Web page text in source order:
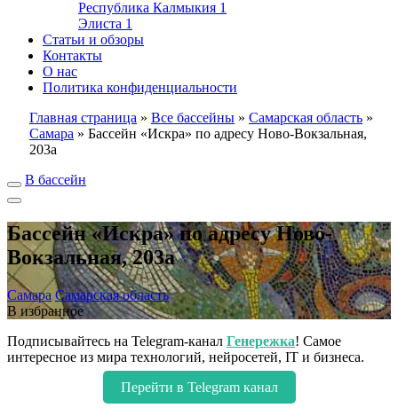
Республика Калмыкия 1
Элиста 1
Статьи и обзоры
Контакты
О нас
Политика конфиденциальности
Главная страница » Все бассейны » Самарская область »
Самара » Бассейн «Искра» по адресу Ново-Вокзальная,
203а
В бассейн
Бассейн «Искра» по адресу Ново-
Вокзальная, 203а
Самара Самарская область
В избранное
Подписывайтесь на Telegram-канал Генережка! Самое
интересное из мира технологий, нейросетей, IT и бизнеса.
Перейти в Telegram канал